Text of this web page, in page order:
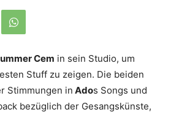
Cem in sein Studio, um
Stuff zu zeigen. Die beiden
Stimmungen in Ados Songs und
bezüglich der Gesangskünste,